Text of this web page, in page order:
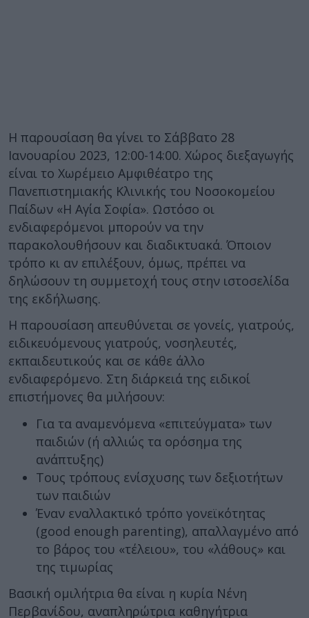
Η παρουσίαση θα γίνει το Σάββατο 28
Ιανουαρίου 2023, 12:00-14:00. Χώρος διεξαγωγής
είναι το Χωρέμειο Αμφιθέατρο της
Πανεπιστημιακής Κλινικής του Νοσοκομείου
Παίδων «Η Αγία Σοφία». Ωστόσο οι
ενδιαφερόμενοι μπορούν να την
παρακολουθήσουν και διαδικτυακά. Όποιον
τρόπο κι αν επιλέξουν, όμως, πρέπει να
δηλώσουν τη συμμετοχή τους στην ιστοσελίδα
της εκδήλωσης.
Η παρουσίαση απευθύνεται σε γονείς, γιατρούς,
ειδικευόμενους γιατρούς, νοσηλευτές,
εκπαιδευτικούς και σε κάθε άλλο
ενδιαφερόμενο. Στη διάρκειά της ειδικοί
επιστήμονες θα μιλήσουν:
Για τα αναμενόμενα «επιτεύγματα» των
παιδιών (ή αλλιώς τα ορόσημα της
ανάπτυξης)
Τους τρόπους ενίσχυσης των δεξιοτήτων
των παιδιών
Έναν εναλλακτικό τρόπο γονεϊκότητας
(good enough parenting), απαλλαγμένο από
το βάρος του «τέλειου», του «λάθους» και
της τιμωρίας
Βασική ομιλήτρια θα είναι η κυρία Νένη
Περβανίδου, αναπληρώτρια καθηγήτρια